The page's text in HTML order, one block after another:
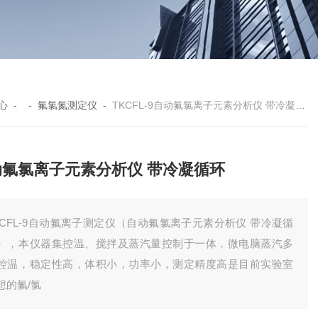
- -氟氯氮测定仪 -TKCFL-9自动氟氯离子元素分析仪 带冷凝循环
氯离子元素分析仪 带冷凝循环
9自动氟离子测定仪（自动氟氯离子元素分析仪 带冷凝循
，本仪器集控温、搅拌及蒸汽量控制于一体，微电脑蒸汽多
温，稳定性高，体积小，功率小，测定精度高是目前实验室
的氟/氯